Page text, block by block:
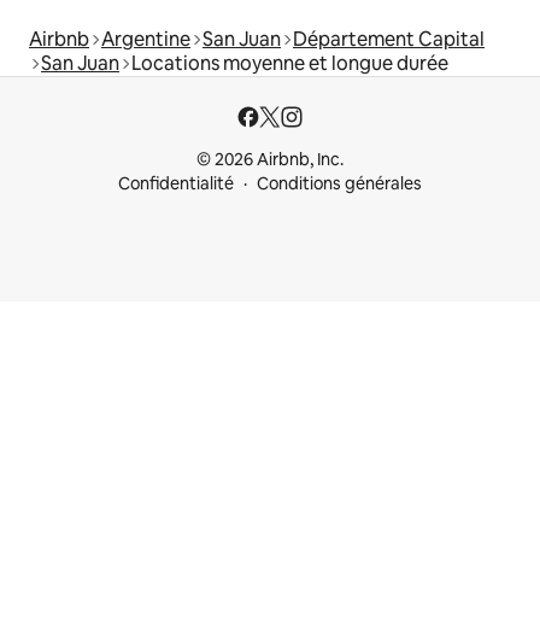
Airbnb Argentine San Juan Département Capital
San Juan Locations moyenne et longue durée
© 2026 Airbnb, Inc.
Confidentialité
Conditions générales